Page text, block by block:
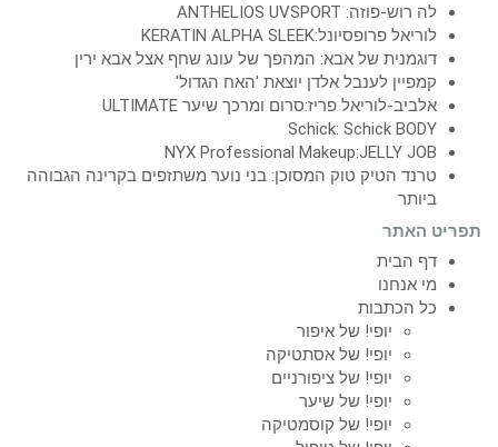
לה רוש-פוזה: ANTHELIOS UVSPORT
לוריאל פרופסיונל:KERATIN ALPHA SLEEK
דוגמנית של אבא: המהפך של עונג שחף אצל אבא ירין
קמפיין לענבל אלדן יוצאת 'האח הגדול'
אלביב-לוריאל פריז:סרום ומרכך שיער ULTIMATE
Schick: Schick BODY
NYX Professional Makeup:JELLY JOB
טרנד הטיק טוק המסוכן: בני נוער משתזפים בקרינה הגבוהה
ביותר
תפריט האתר
דף הבית
מי אנחנו
כל הכתבות
יופי! של איפור
יופי! של אסתטיקה
יופי! של ציפורניים
יופי! של שיער
יופי! של קוסמטיקה